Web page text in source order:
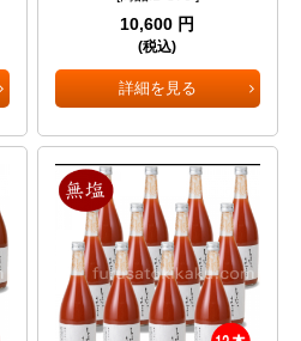
10,600 円
(税込)
詳細を見る